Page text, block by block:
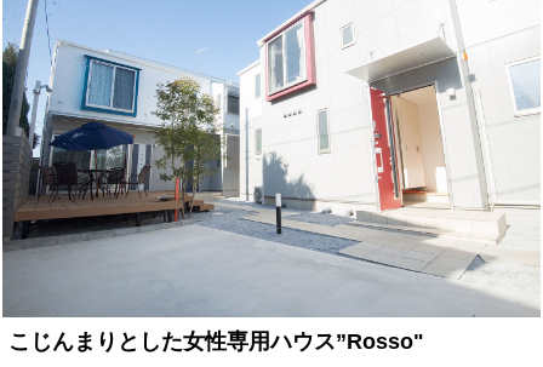
こじんまりとした女性専用ハウス”Rosso"